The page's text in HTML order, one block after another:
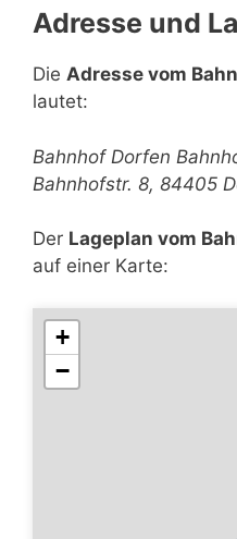
Adresse und
Die Adresse vom
lautet:
Bahnhof Dorfen
Bahnhofstr. 8, 84405
Der Lageplan vom
auf einer Karte:
+
−